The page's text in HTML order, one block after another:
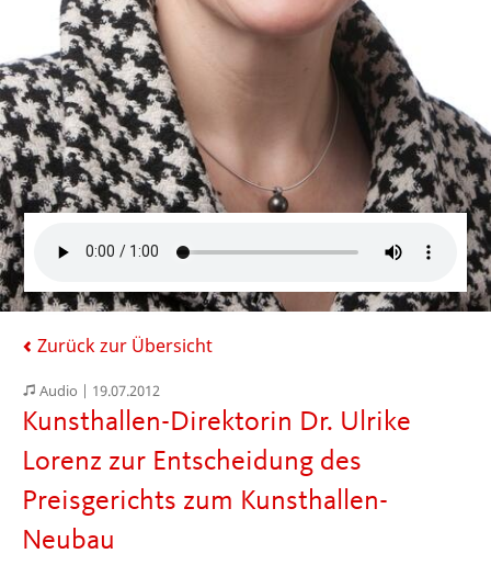
Zurück zur Übersicht
Audio | 19.07.2012
Kunsthallen-Direktorin Dr. Ulrike
Lorenz zur Entscheidung des
Preisgerichts zum Kunsthallen-
Neubau